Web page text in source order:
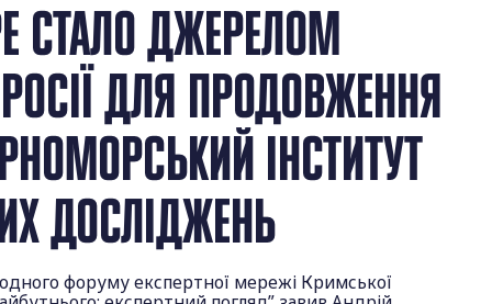
СТАЛО ДЖЕРЕЛОМ
ДЛЯ ПРОДОВЖЕННЯ
ІНСТИТУТ
ДОСЛІДЖЕНЬ
форуму експертної мережі Кримської